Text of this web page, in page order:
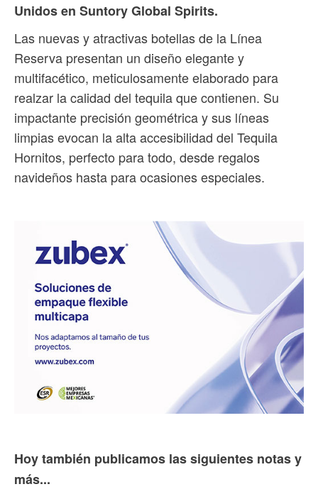
Unidos en Suntory Global Spirits.
Las nuevas y atractivas botellas de la Línea
Reserva presentan un diseño elegante y
multifacético, meticulosamente elaborado para
realzar la calidad del tequila que contienen. Su
impactante precisión geométrica y sus líneas
limpias evocan la alta accesibilidad del Tequila
Hornitos, perfecto para todo, desde regalos
navideños hasta para ocasiones especiales.
Hoy también publicamos las siguientes notas y
más...